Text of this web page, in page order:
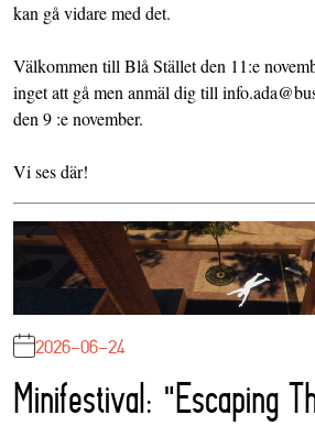
kan gå vidare med det.
Välkommen till Blå Stället den 11:e
inget att gå men anmäl dig till
den 9 :e november.
Vi ses där!
2026-06-24
Minifestival: "Escaping